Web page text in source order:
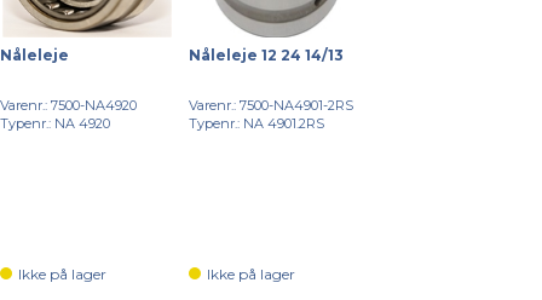
Nåleleje
Varenr.: 7500-NA4920
Typenr.: NA 4920
Ikke på lager
Nåleleje 12 24 14/13
Varenr.: 7500-NA4901-2RS
Typenr.: NA 4901.2RS
Ikke på lager